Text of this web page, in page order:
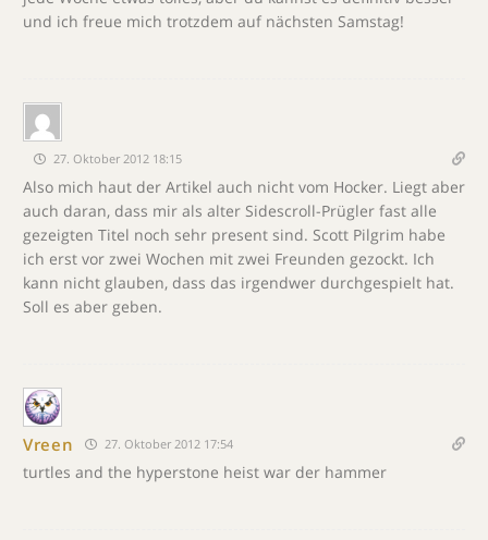
und ich freue mich trotzdem auf nächsten Samstag!
27. Oktober 2012 18:15
Also mich haut der Artikel auch nicht vom Hocker. Liegt aber
auch daran, dass mir als alter Sidescroll-Prügler fast alle
gezeigten Titel noch sehr present sind. Scott Pilgrim habe
ich erst vor zwei Wochen mit zwei Freunden gezockt. Ich
kann nicht glauben, dass das irgendwer durchgespielt hat.
Soll es aber geben.
Vreen 27. Oktober 2012 17:54
turtles and the hyperstone heist war der hammer